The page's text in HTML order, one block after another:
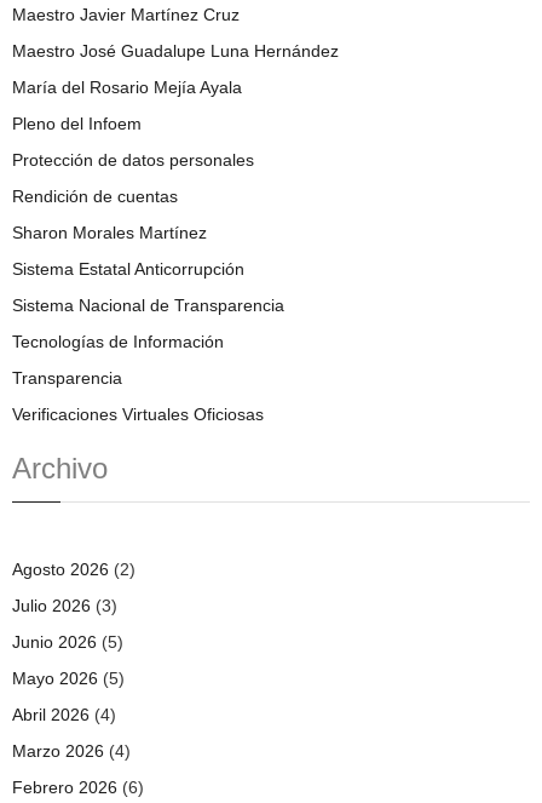
Maestro Javier Martínez Cruz
Maestro José Guadalupe Luna Hernández
María del Rosario Mejía Ayala
Pleno del Infoem
Protección de datos personales
Rendición de cuentas
Sharon Morales Martínez
Sistema Estatal Anticorrupción
Sistema Nacional de Transparencia
Tecnologías de Información
Transparencia
Verificaciones Virtuales Oficiosas
Archivo
Agosto 2026 (2)
Julio 2026 (3)
Junio 2026 (5)
Mayo 2026 (5)
Abril 2026 (4)
Marzo 2026 (4)
Febrero 2026 (6)